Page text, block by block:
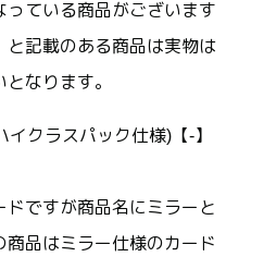
っている商品がございます
と記載のある商品は実物は
なります。
クラスパック仕様)【-】
ですが商品名にミラーと
品はミラー仕様のカード